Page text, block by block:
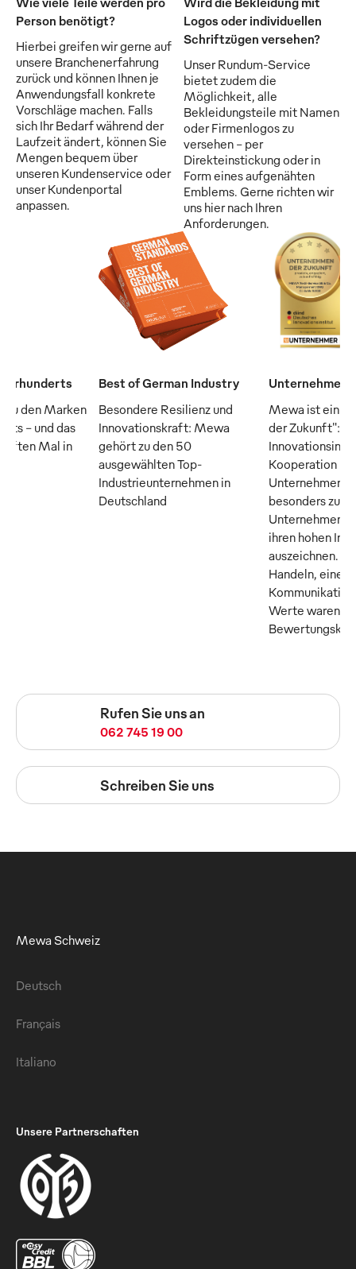
Person benötigt?
Hierbei greifen wir gerne auf
unsere Branchenerfahrung
zurück und können Ihnen je
Anwendungsfall konkrete
Vorschläge machen. Falls
sich Ihr Bedarf während der
Laufzeit ändert, können Sie
Mengen bequem über
unseren Kundenservice oder
unser Kundenportal
anpassen.
Logos oder individuellen
Schriftzügen versehen?
Unser Rundum-Service
bietet zudem die
Möglichkeit, alle
Bekleidungsteile mit Namen
oder Firmenlogos zu
versehen - per
Direkteinstickung oder in
Form eines aufgenähten
Emblems. Gerne richten wir
uns hier nach Ihren
Anforderungen.
den Marken
– und das
Mal in
Best of German Industry
Besondere Resilienz und
Innovationskraft: Mewa
gehört zu den 50
ausgewählten Top-
Industrieunternehmen in
Deutschland
Unternehmen
Mewa ist ein
der Zukunft":
Kooperation
Unternehmer
besonders
Unternehmen,
ihren hohen
auszeichnen.
Handeln, eine
Werte waren
Rufen Sie uns an
062 745 19 00
Schreiben Sie uns
Mewa Schweiz
Deutsch
Français
Italiano
Unsere Partnerschaften